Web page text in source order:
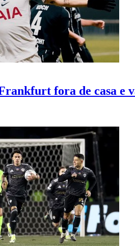
fora de casa e